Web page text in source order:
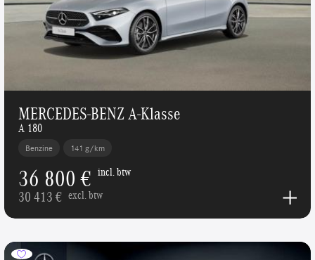
MERCEDES-BENZ A-Klasse
A 180
Benzine 141 g/km
36 800 € incl. btw
30 413 € excl. btw